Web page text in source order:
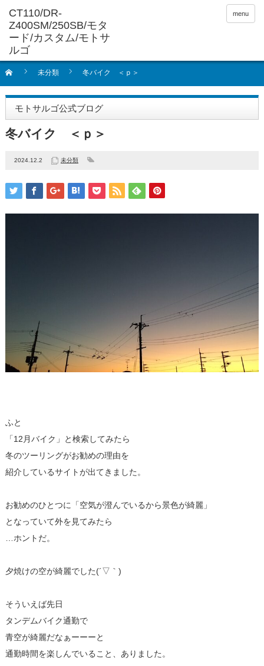
menu
未分類 冬バイク ＜ｐ＞
モトサルゴ公式ブログ
冬バイク ＜ｐ＞
2024.12.2 未分類
ふと
「12月バイク」と検索してみたら
冬のツーリングがお勧めの理由を
紹介しているサイトが出てきました。
お勧めのひとつに「空気が澄んでいるから景色が綺麗」
となっていて外を見てみたら
…ホントだ。
夕焼けの空が綺麗でした(´▽｀)
そういえば先日
タンデムバイク通勤で
青空が綺麗だなぁーーーと
通勤時間を楽しんでいること、ありました。